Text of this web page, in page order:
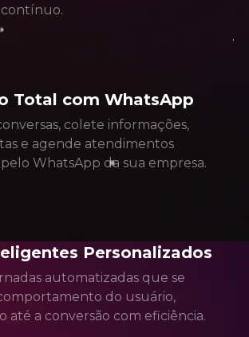
Total com WhatsApp
colete informações,
e agende atendimentos
WhatsApp da sua empresa.
Personalizados
automatizadas que se
do usuário,
até a conversão com eficiência.